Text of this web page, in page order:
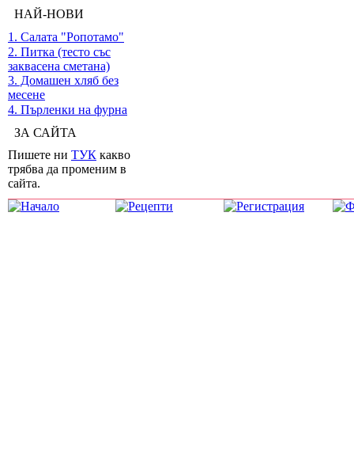
НАЙ-НОВИ
1. Салата "Ропотамо"
2. Питка (тесто със
заквасена сметана)
3. Домашен хляб без
месене
4. Пърленки на фурна
ЗА САЙТА
Пишете ни ТУК какво
трябва да променим в
сайта.